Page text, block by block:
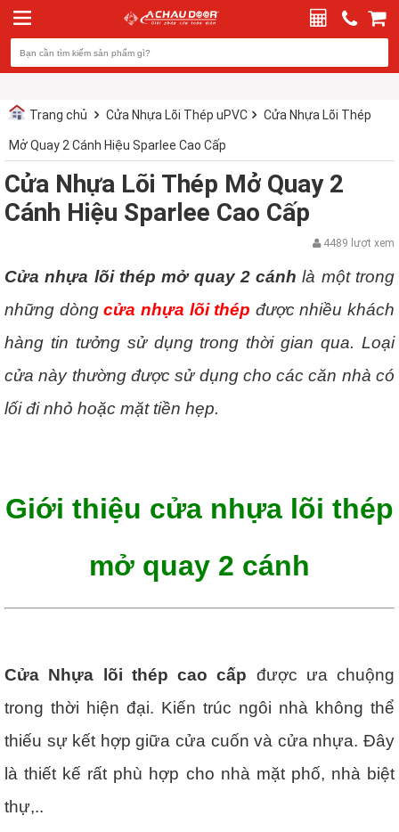
Trang chủ Cửa Nhựa Lõi Thép uPVC Cửa Nhựa Lõi Thép
Mở Quay 2 Cánh Hiệu Sparlee Cao Cấp
Cửa Nhựa Lõi Thép Mở Quay 2
Cánh Hiệu Sparlee Cao Cấp
4489 lượt xem
Cửa nhựa lõi thép mở quay 2 cánh là một trong
những dòngcửa nhựa lõi thép được nhiều khách
hàng tin tưởng sử dụng trong thời gian qua. Loại
cửa này thường được sử dụng cho các căn nhà có
lối đi nhỏ hoặc mặt tiền hẹp.
Giới thiệu cửa nhựa lõi thép
mở quay 2 cánh
Cửa Nhựa lõi thép cao cấp được ưa chuộng
trong thời hiện đại. Kiến trúc ngôi nhà không thể
thiếu sự kết hợp giữa cửa cuốn và cửa nhựa. Đây
là thiết kế rất phù hợp cho nhà mặt phố, nhà biệt
thự,..